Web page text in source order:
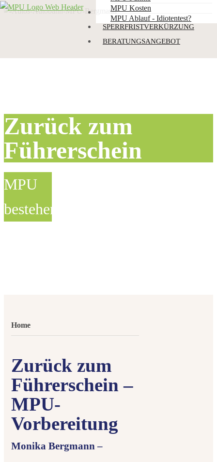
MPU Kosten
MPU Ablauf - Idiotentest?
PUNKTEABBBAU
SPERRFRISTVERKÜRZUNG
BERATUNGSANGEBOT
Zurück zum
Führerschein
MPU
bestehen
Home
Zurück zum
Führerschein –
MPU-
Vorbereitung
Monika Bergmann –